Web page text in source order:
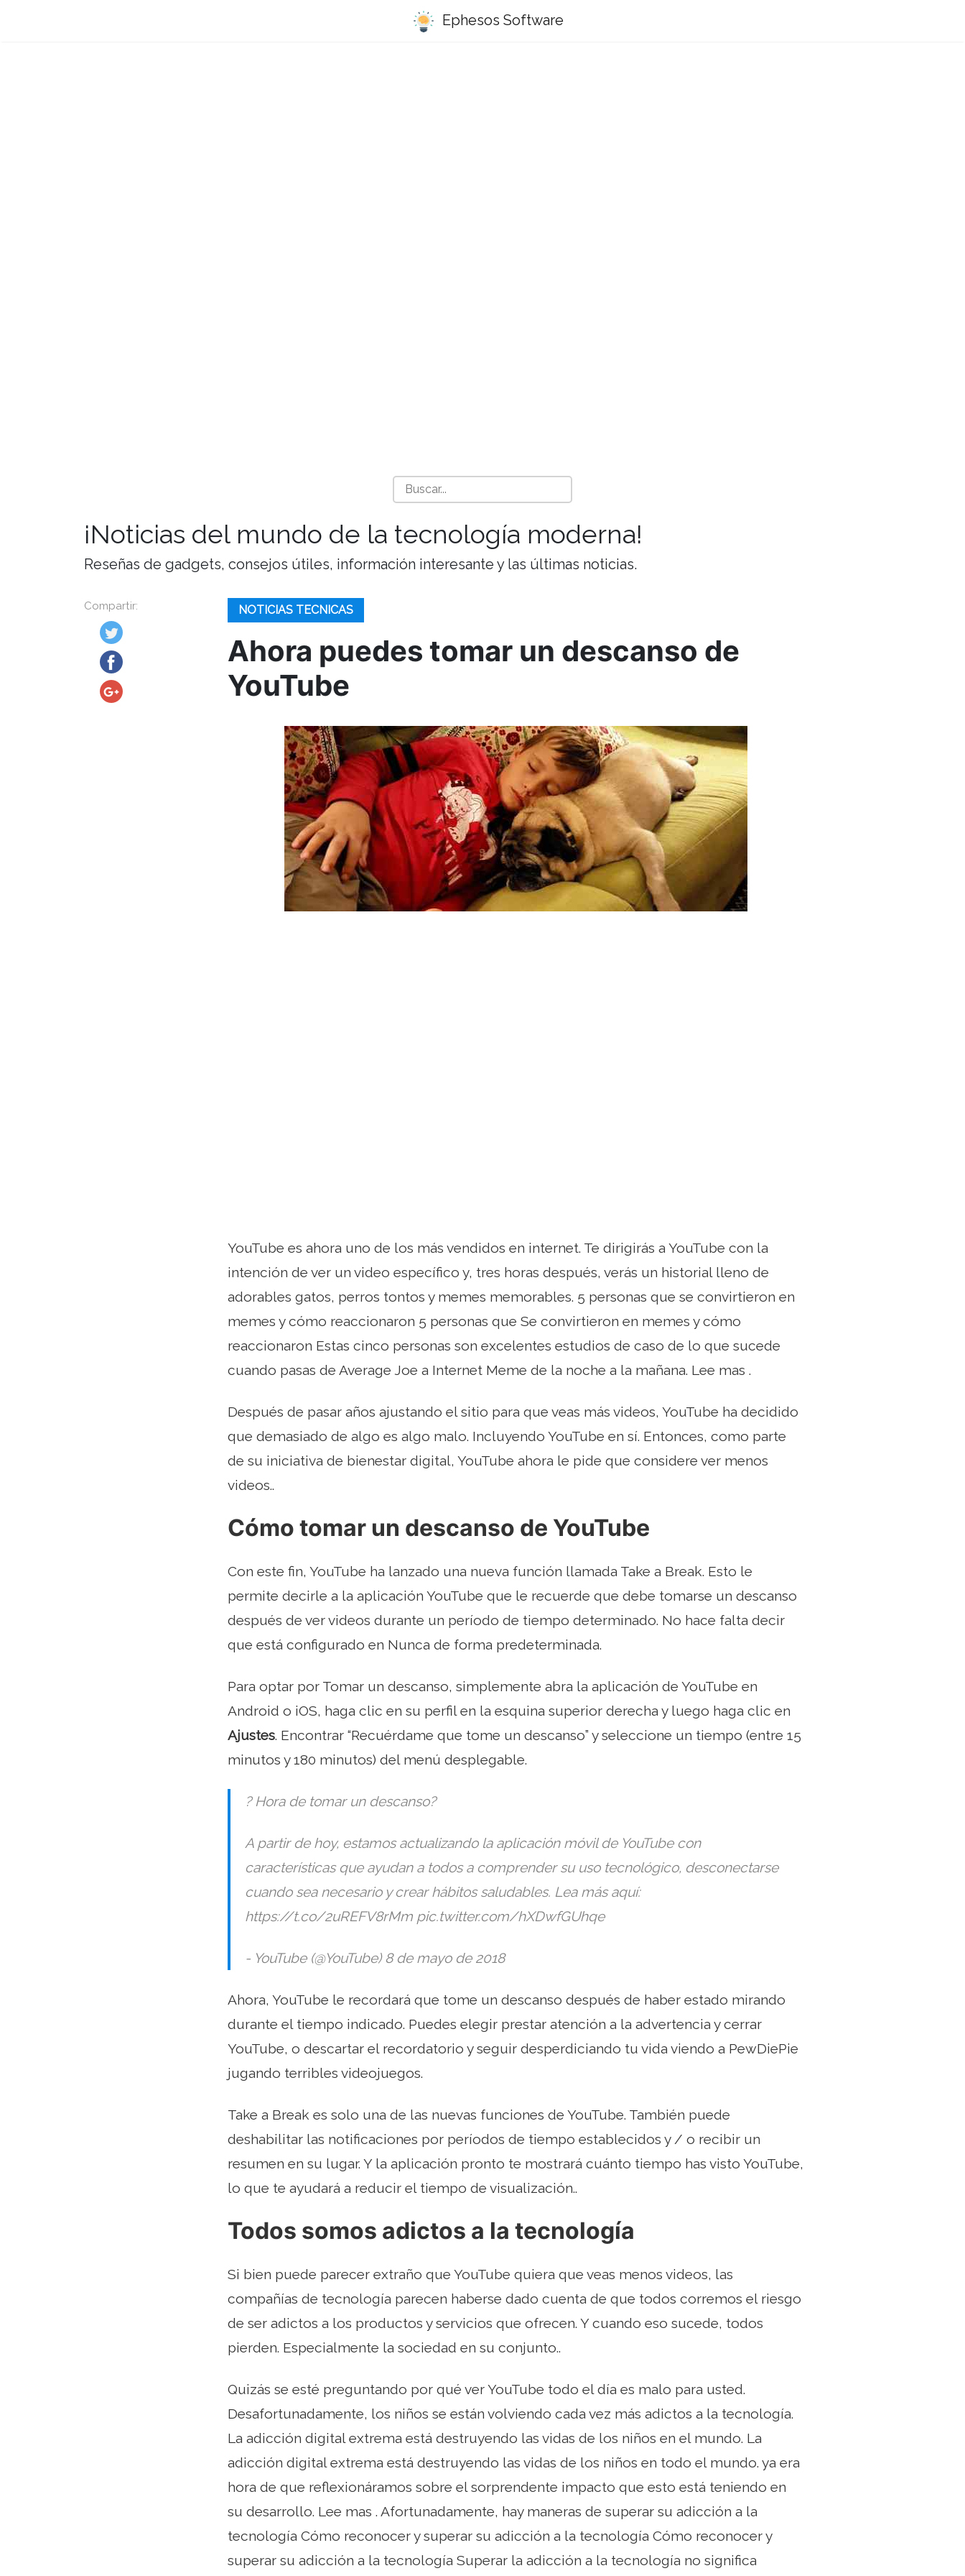
Ephesos Software
¡Noticias del mundo de la tecnología moderna!
Reseñas de gadgets, consejos útiles, información interesante y las últimas noticias.
Compartir: NOTICIAS TECNICAS
Ahora puedes tomar un descanso de
YouTube
YouTube es ahora uno de los más vendidos en internet. Te dirigirás a YouTube con la
intención de ver un video específico y, tres horas después, verás un historial lleno de
adorables gatos, perros tontos y memes memorables. 5 personas que se convirtieron en
memes y cómo reaccionaron 5 personas que Se convirtieron en memes y cómo
reaccionaron Estas cinco personas son excelentes estudios de caso de lo que sucede
cuando pasas de Average Joe a Internet Meme de la noche a la mañana. Lee mas .
Después de pasar años ajustando el sitio para que veas más videos, YouTube ha decidido
que demasiado de algo es algo malo. Incluyendo YouTube en sí. Entonces, como parte
de su iniciativa de bienestar digital, YouTube ahora le pide que considere ver menos
videos..
Cómo tomar un descanso de YouTube
Con este fin, YouTube ha lanzado una nueva función llamada Take a Break. Esto le
permite decirle a la aplicación YouTube que le recuerde que debe tomarse un descanso
después de ver videos durante un período de tiempo determinado. No hace falta decir
que está configurado en Nunca de forma predeterminada.
Para optar por Tomar un descanso, simplemente abra la aplicación de YouTube en
Android o iOS, haga clic en su perfil en la esquina superior derecha y luego haga clic en
Ajustes. Encontrar “Recuérdame que tome un descanso” y seleccione un tiempo (entre 15
minutos y 180 minutos) del menú desplegable.
? Hora de tomar un descanso?
A partir de hoy, estamos actualizando la aplicación móvil de YouTube con
características que ayudan a todos a comprender su uso tecnológico, desconectarse
cuando sea necesario y crear hábitos saludables. Lea más aquí:
https://t.co/2uREFV8rMm pic.twitter.com/hXDwfGUhqe
- YouTube (@YouTube) 8 de mayo de 2018
Ahora, YouTube le recordará que tome un descanso después de haber estado mirando
durante el tiempo indicado. Puedes elegir prestar atención a la advertencia y cerrar
YouTube, o descartar el recordatorio y seguir desperdiciando tu vida viendo a PewDiePie
jugando terribles videojuegos.
Take a Break es solo una de las nuevas funciones de YouTube. También puede
deshabilitar las notificaciones por períodos de tiempo establecidos y / o recibir un
resumen en su lugar. Y la aplicación pronto te mostrará cuánto tiempo has visto YouTube,
lo que te ayudará a reducir el tiempo de visualización..
Todos somos adictos a la tecnología
Si bien puede parecer extraño que YouTube quiera que veas menos videos, las
compañías de tecnología parecen haberse dado cuenta de que todos corremos el riesgo
de ser adictos a los productos y servicios que ofrecen. Y cuando eso sucede, todos
pierden. Especialmente la sociedad en su conjunto..
Quizás se esté preguntando por qué ver YouTube todo el día es malo para usted.
Desafortunadamente, los niños se están volviendo cada vez más adictos a la tecnología.
La adicción digital extrema está destruyendo las vidas de los niños en el mundo. La
adicción digital extrema está destruyendo las vidas de los niños en todo el mundo. ya era
hora de que reflexionáramos sobre el sorprendente impacto que esto está teniendo en
su desarrollo. Lee mas . Afortunadamente, hay maneras de superar su adicción a la
tecnología Cómo reconocer y superar su adicción a la tecnología Cómo reconocer y
superar su adicción a la tecnología Superar la adicción a la tecnología no significa